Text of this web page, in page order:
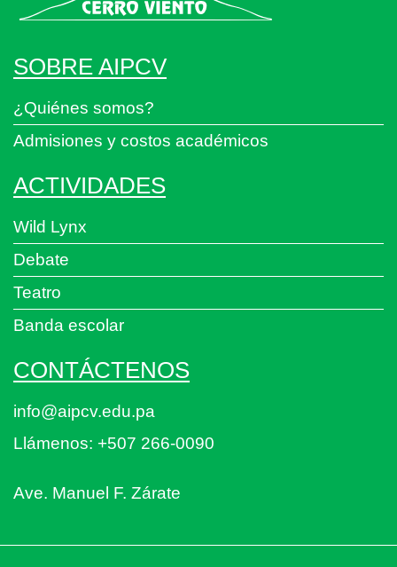
SOBRE AIPCV
¿Quiénes somos?
Admisiones y costos académicos
ACTIVIDADES
Wild Lynx
Debate
Teatro
Banda escolar
CONTÁCTENOS
info@aipcv.edu.pa
Llámenos: +507 266-0090
Ave. Manuel F. Zárate